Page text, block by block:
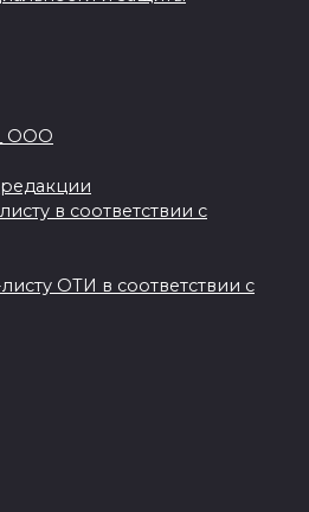
ООО
редакции
в соответствии с
ОТИ в соответствии с